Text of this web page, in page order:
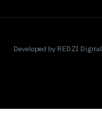
Developed by REDZI Digital